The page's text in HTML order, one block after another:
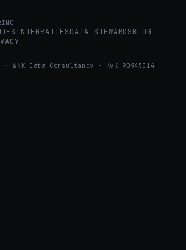
INTEGRATIESDATA STEWARDSBLOG
WNK Data Consultancy · KvK 90945514